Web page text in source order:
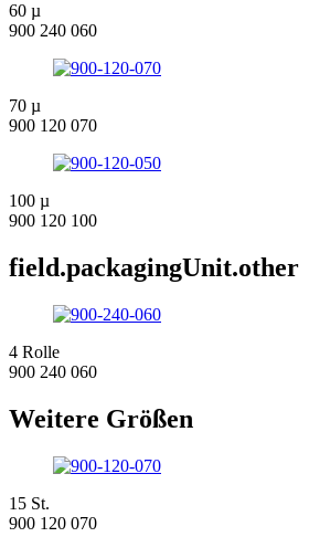
60 µ
900 240 060
70 µ
900 120 070
100 µ
900 120 100
field.packagingUnit.other
4 Rolle
900 240 060
Weitere Größen
15 St.
900 120 070